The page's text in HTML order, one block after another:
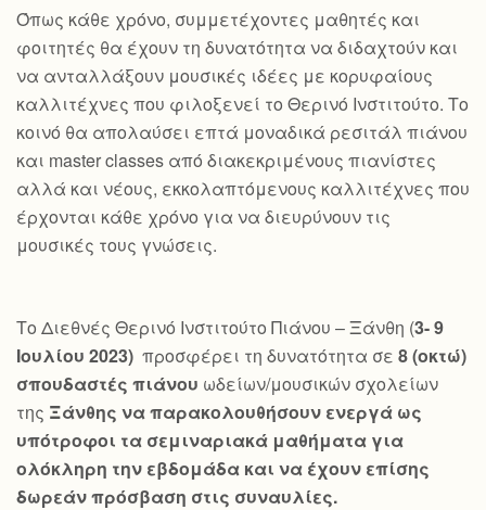
Όπως κάθε χρόνο, συμμετέχοντες μαθητές και
φοιτητές θα έχουν τη δυνατότητα να διδαχτούν και
να ανταλλάξουν μουσικές ιδέες με κορυφαίους
καλλιτέχνες που φιλοξενεί το Θερινό Ινστιτούτο. Το
κοινό θα απολαύσει επτά μοναδικά ρεσιτάλ πιάνου
και master classes από διακεκριμένους πιανίστες
αλλά και νέους, εκκολαπτόμενους καλλιτέχνες που
έρχονται κάθε χρόνο για να διευρύνουν τις
μουσικές τους γνώσεις.
Το Διεθνές Θερινό Ινστιτούτο Πιάνου – Ξάνθη (3- 9
Ιουλίου 2023) προσφέρει τη δυνατότητα σε 8 (οκτώ)
σπουδαστές πιάνου ωδείων/μουσικών σχολείων
της Ξάνθης να παρακολουθήσουν ενεργά ως
υπότροφοι τα σεμιναριακά μαθήματα για
ολόκληρη την εβδομάδα και να έχουν επίσης
δωρεάν πρόσβαση στις συναυλίες.